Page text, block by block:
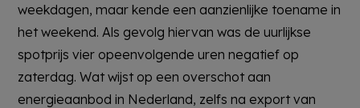
weekdagen, maar kende een aanzienlijke toename in
het weekend. Als gevolg hiervan was de uurlijkse
spotprijs vier opeenvolgende uren negatief op
zaterdag. Wat wijst op een overschot aan
energieaanbod in Nederland, zelfs na export van